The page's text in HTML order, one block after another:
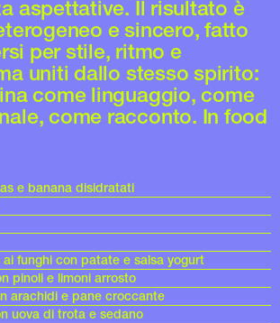
aspettative. Il risultato è
e sincero, fatto
per stile, ritmo e
uniti dallo stesso spirito:
come linguaggio, come
come racconto. In food
e banana disidratati
funghi con patate e salsa yogurt
pinoli e limoni arrosto
arachidi e pane croccante
uova di trota e sedano